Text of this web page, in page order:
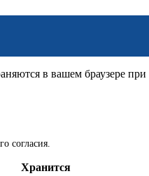
в вашем браузере
согласия.
Хранится